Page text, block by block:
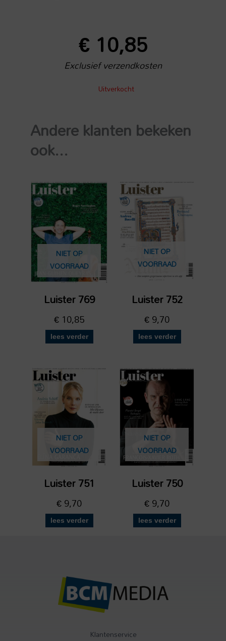
€10,85
Exclusief verzendkosten
Uitverkocht
Andere klanten bekeken
ook...
NIET OP
VOORRAAD
Luister 769
€10,85
lees verder
NIET OP
VOORRAAD
Luister 752
€9,70
lees verder
NIET OP
VOORRAAD
Luister 751
€9,70
lees verder
NIET OP
VOORRAAD
Luister 750
€9,70
lees verder
Klantenservice